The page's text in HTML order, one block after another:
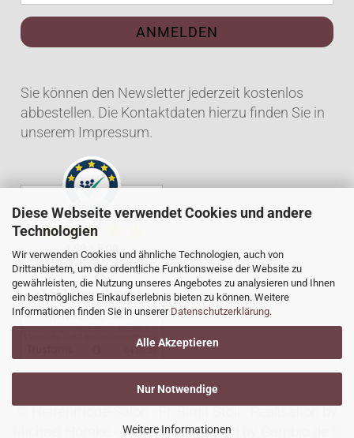
Diese Webseite verwendet Cookies und andere
Technologien
Wir verwenden Cookies und ähnliche Technologien, auch von
Drittanbietern, um die ordentliche Funktionsweise der Website zu
gewährleisten, die Nutzung unseres Angebotes zu analysieren und Ihnen
ein bestmögliches Einkaufserlebnis bieten zu können. Weitere
Informationen finden Sie in unserer Datenschutzerklärung.
Alle Akzeptieren
Nur Notwendige
Weitere Informationen
ANMELDEN
Sie können den Newsletter jederzeit kostenlos
abbestellen. Die Kontaktdaten hierzu finden Sie in
unserem Impressum.
© Herrenmode-Salon - Fr. Birgit Stoll - Realisation by
Onlineshop Lösung